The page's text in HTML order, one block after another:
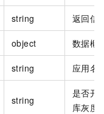
string 返回信
object 数据概
string 应用名
string
是否开
库灰度